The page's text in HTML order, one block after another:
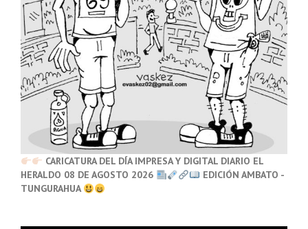
CARICATURA DEL DÍA IMPRESA Y DIGITAL DIARIO EL
HERALDO 08 DE AGOSTO 2026
EDICIÓN AMBATO -
TUNGURAHUA